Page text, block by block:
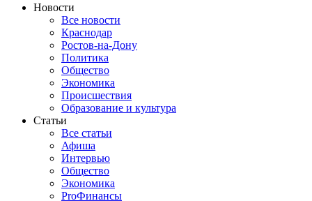
Новости
Все новости
Краснодар
Ростов-на-Дону
Политика
Общество
Экономика
Происшествия
Образование и культура
Статьи
Все статьи
Афиша
Интервью
Общество
Экономика
ProФинансы